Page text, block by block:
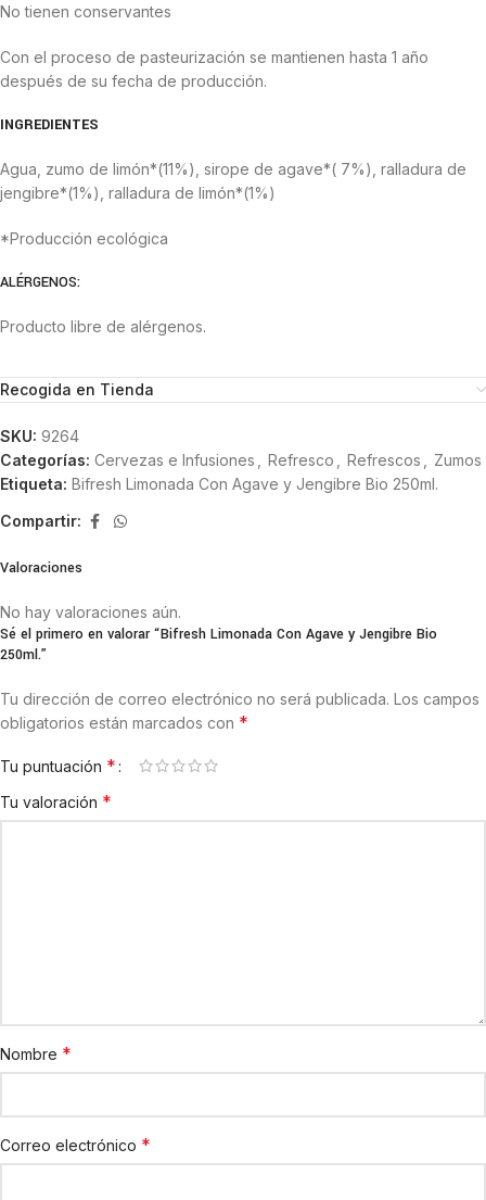
No tienen conservantes
Con el proceso de pasteurización se mantienen hasta 1 año
después de su fecha de producción.
INGREDIENTES
Agua, zumo de limón*(11%), sirope de agave*( 7%), ralladura de
jengibre*(1%), ralladura de limón*(1%)
*Producción ecológica
ALÉRGENOS:
Producto libre de alérgenos.
Recogida en Tienda
SKU: 9264
Categorías: Cervezas e Infusiones Refresco Refrescos
Zumos
Etiqueta: Bifresh Limonada Con Agave y Jengibre Bio 250ml.
Compartir:
Valoraciones
No hay valoraciones aún.
Sé el primero en valorar “Bifresh Limonada Con Agave y Jengibre Bio
250ml.”
Tu dirección de correo electrónico no será publicada. Los campos
obligatorios están marcados con *
Tu puntuación *
Tu valoración *
Nombre *
Correo electrónico *